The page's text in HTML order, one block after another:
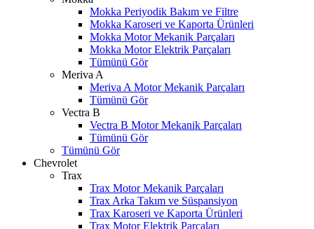
Mokka Periyodik Bakım ve Filtre
Mokka Karoseri ve Kaporta Ürünleri
Mokka Motor Mekanik Parçaları
Mokka Motor Elektrik Parçaları
Tümünü Gör
Meriva A
Meriva A Motor Mekanik Parçaları
Tümünü Gör
Vectra B
Vectra B Motor Mekanik Parçaları
Tümünü Gör
Tümünü Gör
Chevrolet
Trax
Trax Motor Mekanik Parçaları
Trax Arka Takım ve Süspansiyon
Trax Karoseri ve Kaporta Ürünleri
Trax Motor Elektrik Parçaları